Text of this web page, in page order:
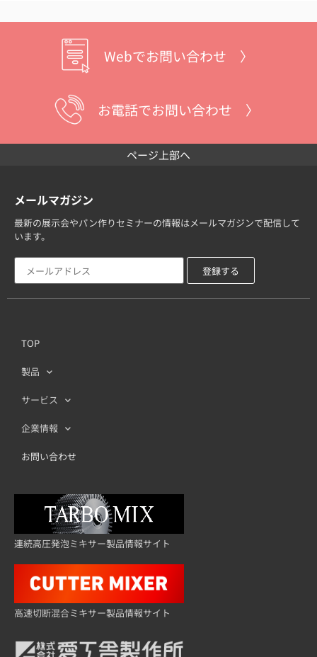
Webでお問い合わせ 〉
お電話でお問い合わせ 〉
ページ上部へ
メールマガジン
最新の展示会やパン作りセミナーの情報はメールマガジンで配信して
います。
TOP
製品
サービス
企業情報
お問い合わせ
連続高圧発泡ミキサー製品情報サイト
高速切断混合ミキサー製品情報サイト